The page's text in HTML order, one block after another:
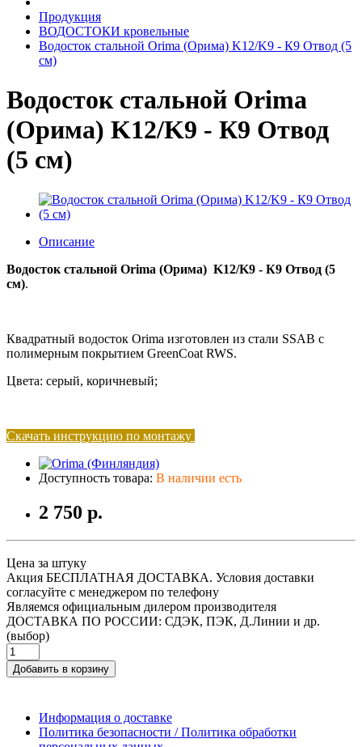
Продукция
ВОДОСТОКИ кровельные
Водосток стальной Orima (Орима) K12/K9 - К9 Отвод (5
см)
Водосток стальной Orima
(Орима) K12/K9 - К9 Отвод
(5 см)
Описание
Водосток стальной Orima (Орима) K12/K9 - К9 Отвод (5
см).
Квадратный водосток Orima изготовлен из стали SSAB с
полимерным покрытием GreenCoat RWS.
Цвета: серый, коричневый;
Скачать инструкцию по монтажу
Доступность товара: В наличии есть
2 750 р.
Цена за штуку
Акция БЕСПЛАТНАЯ ДОСТАВКА. Условия доставки
согласуйте с менеджером по телефону
Являемся официальным дилером производителя
ДОСТАВКА ПО РОССИИ: СДЭК, ПЭК, Д.Линии и др.
(выбор)
Добавить в корзину
Информация о доставке
Политика безопасности / Политика обработки